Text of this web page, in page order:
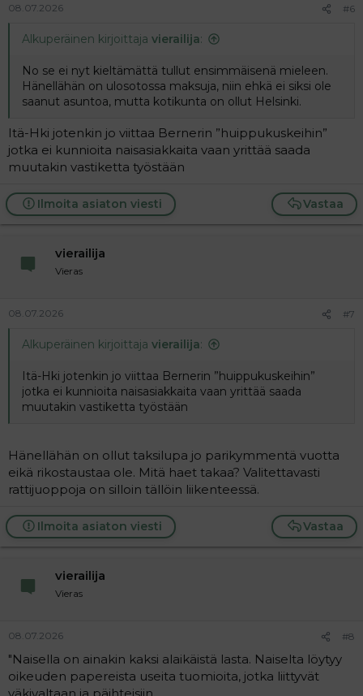
08.07.2026 #6
Alkuperäinen kirjoittaja vierailija:
No se ei nyt kieltämättä tullut ensimmäisenä mieleen.
Hänellähän on ulosotossa maksuja, niin ehkä ei siksi ole
saanut asuntoa, mutta kotikunta on ollut Helsinki.
Itä-Hki jotenkin jo viittaa Bernerin ”huippukuskeihin”
jotka ei kunnioita naisasiakkaita vaan yrittää saada
muutakin vastiketta työstään
Vastaa
Ilmoita asiaton viesti
vierailija
Vieras
08.07.2026 #7
Alkuperäinen kirjoittaja vierailija:
Itä-Hki jotenkin jo viittaa Bernerin ”huippukuskeihin”
jotka ei kunnioita naisasiakkaita vaan yrittää saada
muutakin vastiketta työstään
Hänellähän on ollut taksilupa jo parikymmentä vuotta
eikä rikostaustaa ole. Mitä haet takaa? Valitettavasti
rattijuoppoja on silloin tällöin liikenteessä.
Vastaa
Ilmoita asiaton viesti
vierailija
Vieras
08.07.2026 #8
"Naisella on ainakin kaksi alaikäistä lasta. Naiselta löytyy
oikeuden papereista useita tuomioita, jotka liittyvät